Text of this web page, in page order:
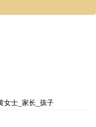
女士_家长_孩子